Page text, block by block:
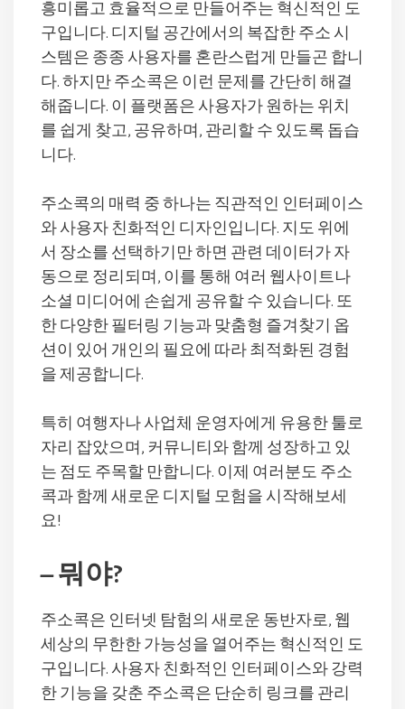
흥미롭고 효율적으로 만들어주는 혁신적인 도
구입니다. 디지털 공간에서의 복잡한 주소 시
스템은 종종 사용자를 혼란스럽게 만들곤 합니
다. 하지만 주소콕은 이런 문제를 간단히 해결
해줍니다. 이 플랫폼은 사용자가 원하는 위치
를 쉽게 찾고, 공유하며, 관리할 수 있도록 돕습
니다.
주소콕의 매력 중 하나는 직관적인 인터페이스
와 사용자 친화적인 디자인입니다. 지도 위에
서 장소를 선택하기만 하면 관련 데이터가 자
동으로 정리되며, 이를 통해 여러 웹사이트나
소셜 미디어에 손쉽게 공유할 수 있습니다. 또
한 다양한 필터링 기능과 맞춤형 즐겨찾기 옵
션이 있어 개인의 필요에 따라 최적화된 경험
을 제공합니다.
특히 여행자나 사업체 운영자에게 유용한 툴로
자리 잡았으며, 커뮤니티와 함께 성장하고 있
는 점도 주목할 만합니다. 이제 여러분도 주소
콕과 함께 새로운 디지털 모험을 시작해보세
요!
– 뭐야?
주소콕은 인터넷 탐험의 새로운 동반자로, 웹
세상의 무한한 가능성을 열어주는 혁신적인 도
구입니다. 사용자 친화적인 인터페이스와 강력
한 기능을 갖춘 주소콕은 단순히 링크를 관리